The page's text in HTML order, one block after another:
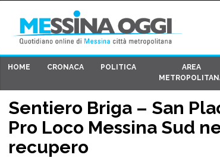
HOME CRONACA POLITICA
AREA
Sentiero Briga – San
Pro Loco Messina Sud
recupero